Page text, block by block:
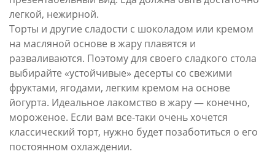
легкой, нежирной.
Торты и другие сладости с шоколадом или кремом
на масляной основе в жару плавятся и
разваливаются. Поэтому для своего сладкого стола
выбирайте «устойчивые» десерты со свежими
фруктами, ягодами, легким кремом на основе
йогурта. Идеальное лакомство в жару — конечно,
мороженое. Если вам все-таки очень хочется
классический торт, нужно будет позаботиться о его
постоянном охлаждении.